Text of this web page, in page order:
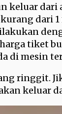
keluar
dari
tiket
di mesin
ringgit.
keluar